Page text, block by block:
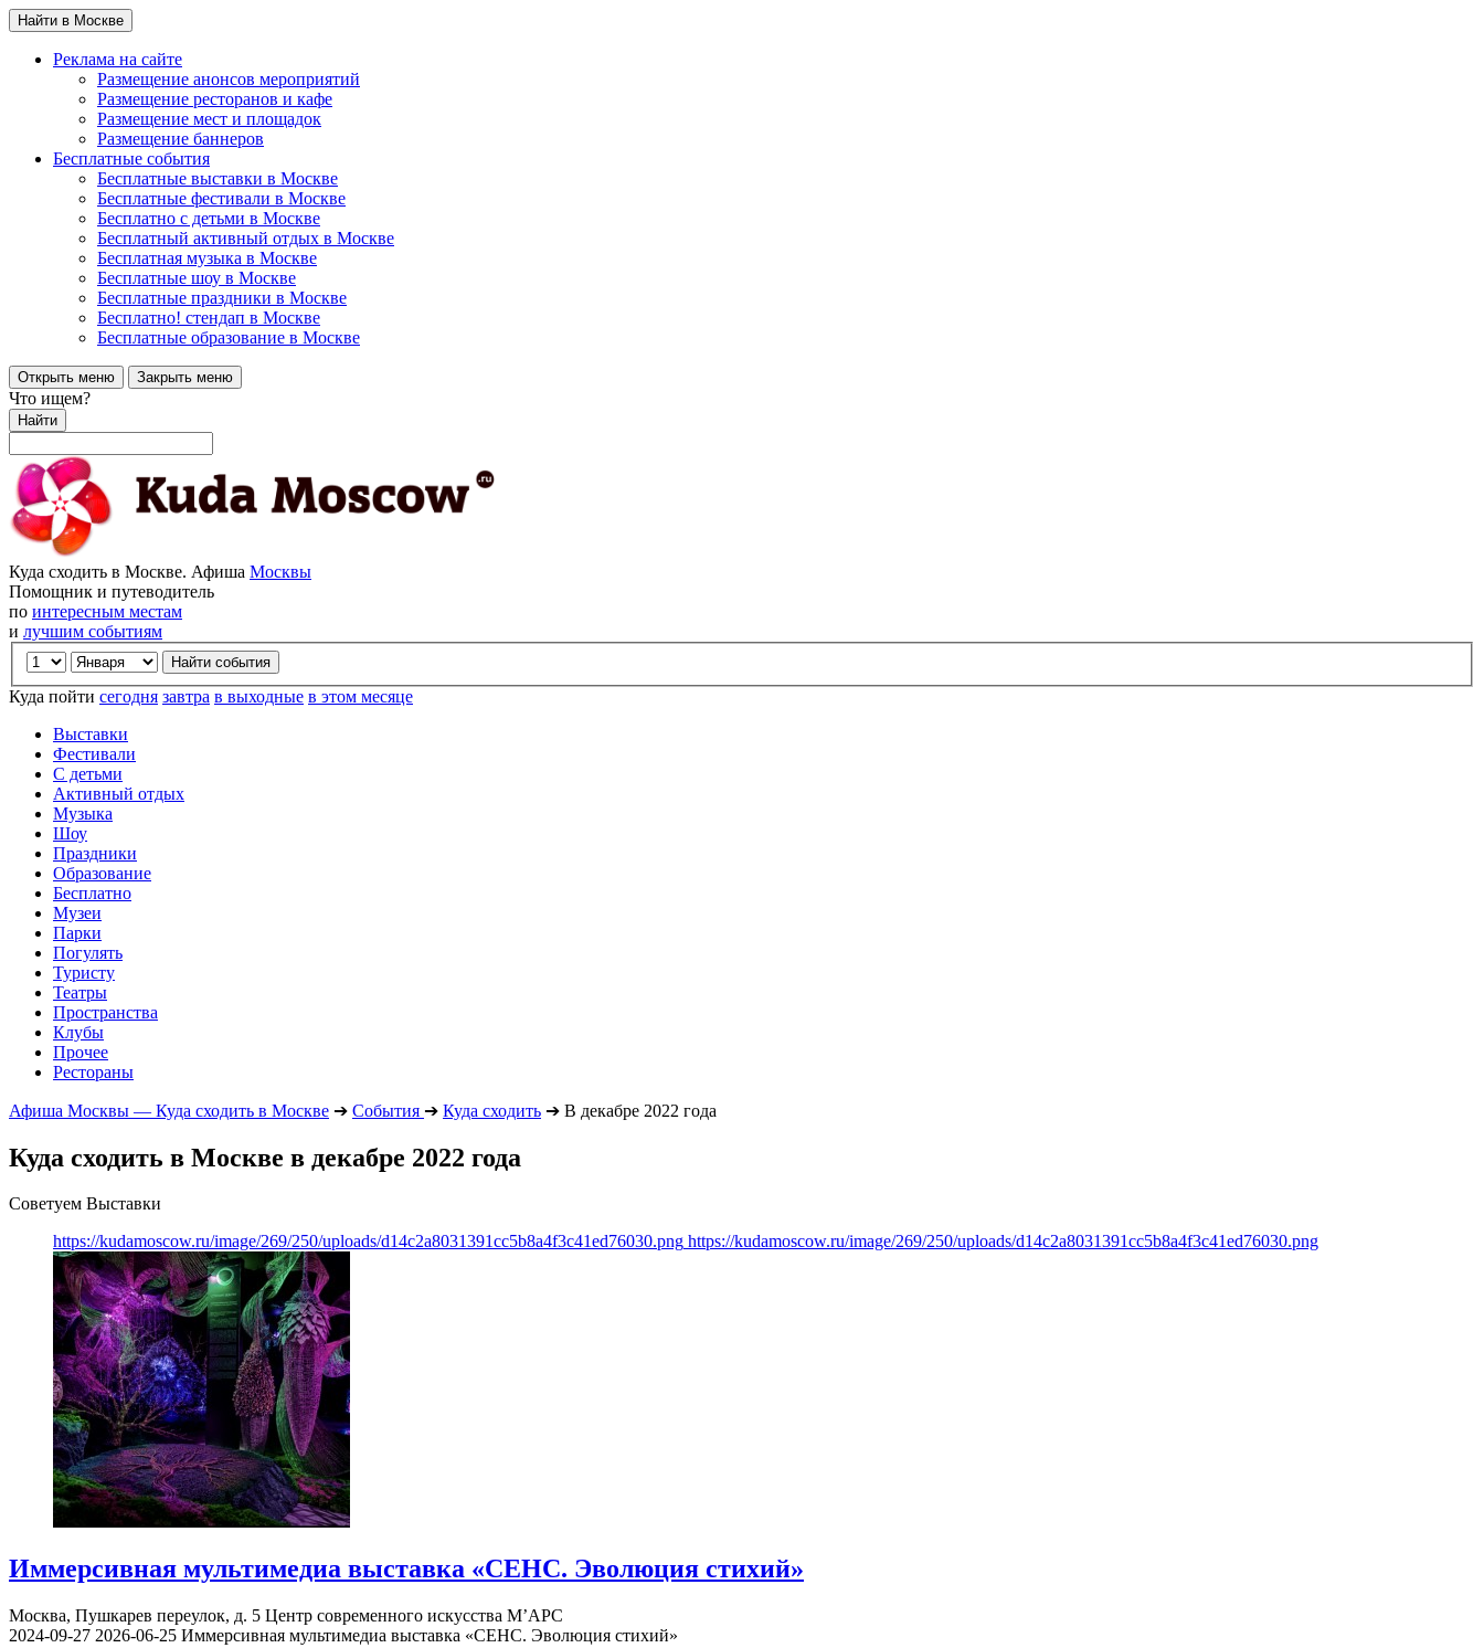
Найти в Москве
Реклама на сайте
Размещение анонсов мероприятий
Размещение ресторанов и кафе
Размещение мест и площадок
Размещение баннеров
Бесплатные события
Бесплатные выставки в Москве
Бесплатные фестивали в Москве
Бесплатно с детьми в Москве
Бесплатный активный отдых в Москве
Бесплатная музыка в Москве
Бесплатные шоу в Москве
Бесплатные праздники в Москве
Бесплатно! стендап в Москве
Бесплатные образование в Москве
Открыть меню Закрыть меню
Что ищем?
Найти
Куда сходить в Москве. Афиша Москвы
Помощник и путеводитель
по интересным местам
и лучшим событиям
Куда пойти сегодня завтра в выходные в этом месяце
Выставки
Фестивали
С детьми
Активный отдых
Музыка
Шоу
Праздники
Образование
Бесплатно
Музеи
Парки
Погулять
Туристу
Театры
Пространства
Клубы
Прочее
Рестораны
Афиша Москвы — Куда сходить в Москве ➔ События ➔ Куда сходить ➔ В декабре 2022 года
Куда сходить в Москве в декабре 2022 года
Советуем Выставки
https://kudamoscow.ru/image/269/250/uploads/d14c2a8031391cc5b8a4f3c41ed76030.png https://kudamoscow.ru/image/269/250/uploads/d14c2a8031391cc5b8a4f3c41ed76030.png
Иммерсивная мультимедиа выставка «СЕНС. Эволюция стихий»
Москва, Пушкарев переулок, д. 5 Центр современного искусства М’АРС
2024-09-27 2026-06-25 Иммерсивная мультимедиа выставка «СЕНС. Эволюция стихий»